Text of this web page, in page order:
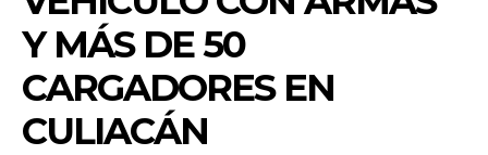
Y MÁS DE 50
CARGADORES EN
CULIACÁN